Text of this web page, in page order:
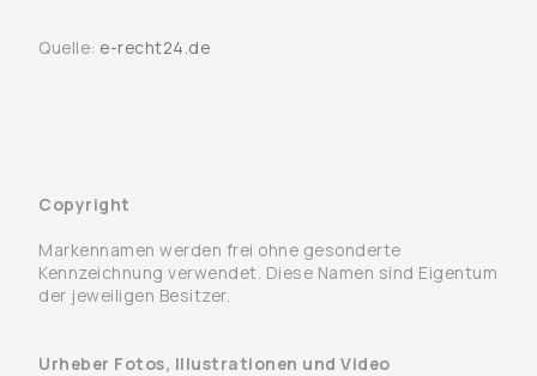
Quelle: e-recht24.de
Copyright
Markennamen werden frei ohne gesonderte
Kennzeichnung verwendet. Diese Namen sind Eigentum
der jeweiligen Besitzer.
Urheber Fotos, Illustrationen und Video